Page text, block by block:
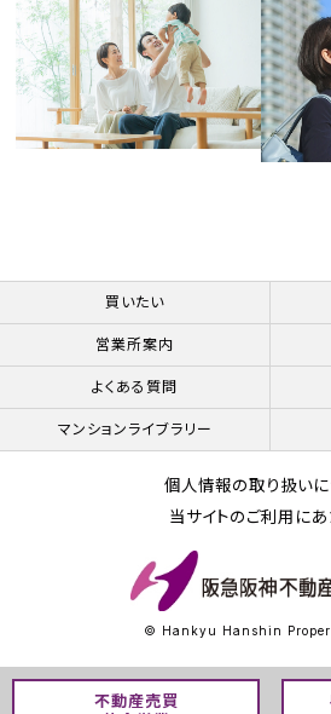
不動産売買
買いたい
営業所案内
よくある質問
マンションライブラリー
個人情報の取り扱いに
当サイトのご利用にあ
© Hankyu Hanshin